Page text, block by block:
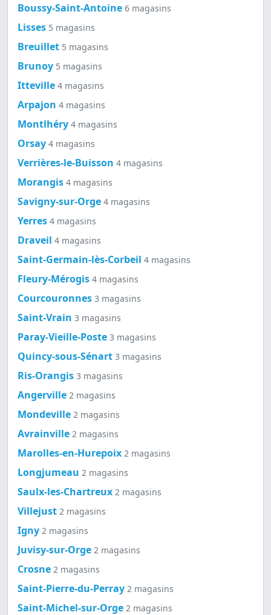
Boussy-Saint-Antoine 6 magasins
Lisses 5 magasins
Breuillet 5 magasins
Brunoy 5 magasins
Itteville 4 magasins
Arpajon 4 magasins
Montlhéry 4 magasins
Orsay 4 magasins
Verrières-le-Buisson 4 magasins
Morangis 4 magasins
Savigny-sur-Orge 4 magasins
Yerres 4 magasins
Draveil 4 magasins
Saint-Germain-lès-Corbeil 4 magasins
Fleury-Mérogis 4 magasins
Courcouronnes 3 magasins
Saint-Vrain 3 magasins
Paray-Vieille-Poste 3 magasins
Quincy-sous-Sénart 3 magasins
Ris-Orangis 3 magasins
Angerville 2 magasins
Mondeville 2 magasins
Avrainville 2 magasins
Marolles-en-Hurepoix 2 magasins
Longjumeau 2 magasins
Saulx-les-Chartreux 2 magasins
Villejust 2 magasins
Igny 2 magasins
Juvisy-sur-Orge 2 magasins
Crosne 2 magasins
Saint-Pierre-du-Perray 2 magasins
Saint-Michel-sur-Orge 2 magasins